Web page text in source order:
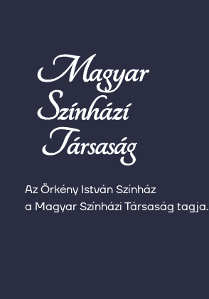
Az Örkény István Színház
a Magyar Színházi Társaság tagja.